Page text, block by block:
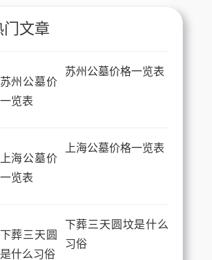
门文章
苏州公墓价格一览表
上海公墓价格一览表
下葬三天圆坟是什么
习俗